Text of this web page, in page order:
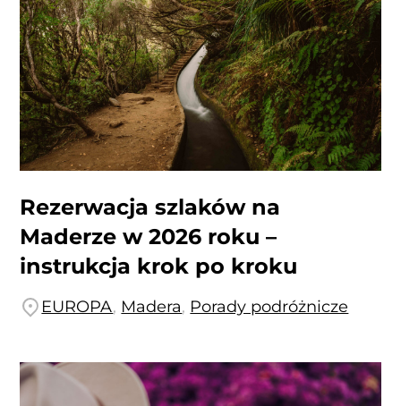
Rezerwacja szlaków na
Maderze w 2026 roku –
instrukcja krok po kroku
EUROPA, Madera, Porady podróżnicze